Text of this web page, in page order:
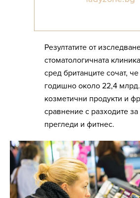
Резултатите от
стоматологичната
сред британците сочат,
годишно около 22,4
козметични продукти и
сравнение с разходите
прегледи и фитнес.